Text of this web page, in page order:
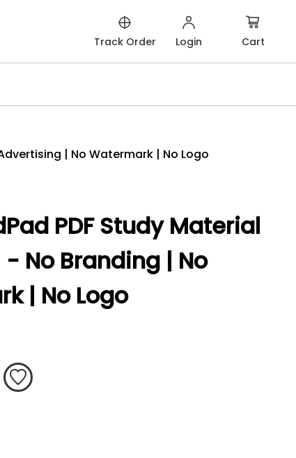
Track Order Login Cart
| No Watermark | No Logo
PDF Study Material
No Branding | No
| No Logo